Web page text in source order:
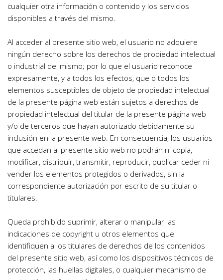
cualquier otra información o contenido y los servicios
disponibles a través del mismo.
Al acceder al presente sitio web, el usuario no adquiere
ningún derecho sobre los derechos de propiedad intelectual
o industrial del mismo; por lo que el usuario reconoce
expresamente, y a todos los efectos, que o todos los
elementos susceptibles de objeto de propiedad intelectual
de la presente página web están sujetos a derechos de
propiedad intelectual del titular de la presente página web
y/o de terceros que hayan autorizado debidamente su
inclusión en la presente web. En consecuencia, los usuarios
que accedan al presente sitio web no podrán ni copia,
modificar, distribuir, transmitir, reproducir, publicar ceder ni
vender los elementos protegidos o derivados, sin la
correspondiente autorización por escrito de su titular o
titulares.
Queda prohibido suprimir, alterar o manipular las
indicaciones de copyright u otros elementos que
identifiquen a los titulares de derechos de los contenidos
del presente sitio web, así como los dispositivos técnicos de
protección, las huellas digitales, o cualquier mecanismo de